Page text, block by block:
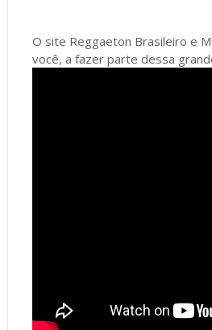
O site Reggaeton Brasileiro e
você, a fazer parte dessa